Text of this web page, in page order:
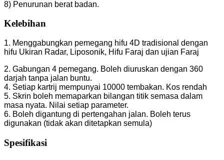
8) Penurunan berat badan.
Kelebihan
1. Menggabungkan pemegang hifu 4D tradisional dengan
hifu Ukiran Radar, Liposonik, Hifu Faraj dan ujian Faraj
2. Gabungan 4 pemegang. Boleh diuruskan dengan 360
darjah tanpa jalan buntu.
4. Setiap kartrij mempunyai 10000 tembakan. Kos rendah
5. Skrin boleh memaparkan bilangan titik semasa dalam
masa nyata. Nilai setiap parameter.
6. Boleh digantung di pertengahan jalan. Boleh terus
digunakan (tidak akan ditetapkan semula)
Spesifikasi